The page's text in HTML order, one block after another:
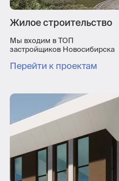
Жилое строительство
Мы входим в ТОП
застройщиков Новосибирска
Перейти к проектам